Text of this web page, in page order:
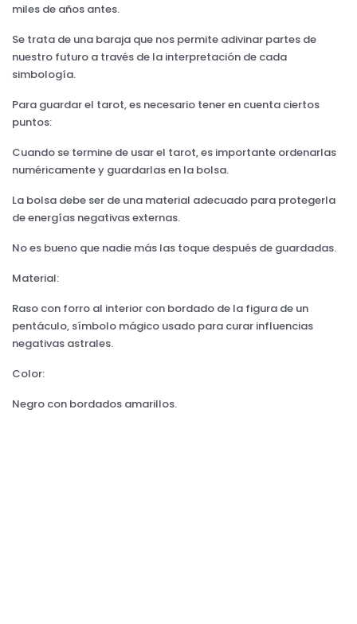
miles de años antes.
Se trata de una baraja que nos permite adivinar partes de
nuestro futuro a través de la interpretación de cada
simbología.
Para guardar el tarot, es necesario tener en cuenta ciertos
puntos:
Cuando se termine de usar el tarot, es importante ordenarlas
numéricamente y guardarlas en la bolsa.
La bolsa debe ser de una material adecuado para protegerla
de energías negativas externas.
No es bueno que nadie más las toque después de guardadas.
Material:
Raso con forro al interior con bordado de la figura de un
pentáculo, símbolo mágico usado para curar influencias
negativas astrales.
Color:
Negro con bordados amarillos.